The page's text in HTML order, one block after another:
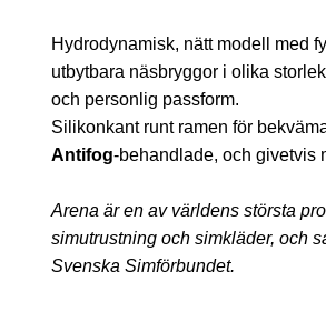
Hydrodynamisk, nätt modell med
utbytbara näsbryggor i olika
och personlig passform.
Silikonkant runt ramen för
Antifog-behandlade, och givetvis
Arena är en av världens största
simutrustning och simkläder, och
Svenska Simförbundet.